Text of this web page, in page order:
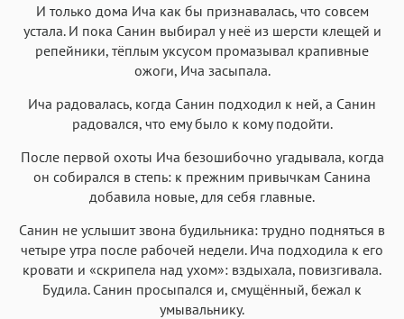
И только дома Ича как бы признавалась, что совсем
устала. И пока Санин выбирал у неё из шерсти клещей и
репейники, тёплым уксусом промазывал крапивные
ожоги, Ича засыпала.
Ича радовалась, когда Санин подходил к ней, а Санин
радовался, что ему было к кому подойти.
После первой охоты Ича безошибочно угадывала, когда
он собирался в степь: к прежним привычкам Санина
добавила новые, для себя главные.
Санин не услышит звона будильника: трудно подняться в
четыре утра после рабочей недели. Ича подходила к его
кровати и «скрипела над ухом»: вздыхала, повизгивала.
Будила. Санин просыпался и, смущённый, бежал к
умывальнику.